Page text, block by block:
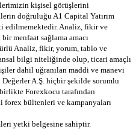
kişisel görüşlerini
doğruluğu A1 Capital Yatırım
edilmemektedir. Analiz, fikir ve
menfaat sağlama amacı
Analiz, fikir, yorum, tablo ve
bilgi niteliğinde olup, ticari amaçlı
dahil uğranılan maddi ve manevi
A.Ş. hiçbir şekilde sorumlu
Forexkocu tarafından
forex bültenleri ve kampanyaları
yetki belgesine sahiptir.